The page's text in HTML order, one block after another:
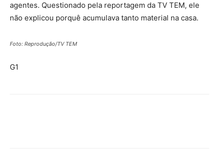
agentes. Questionado pela reportagem da TV TEM, ele
não explicou porquê acumulava tanto material na casa.
Foto: Reprodução/TV TEM
G1